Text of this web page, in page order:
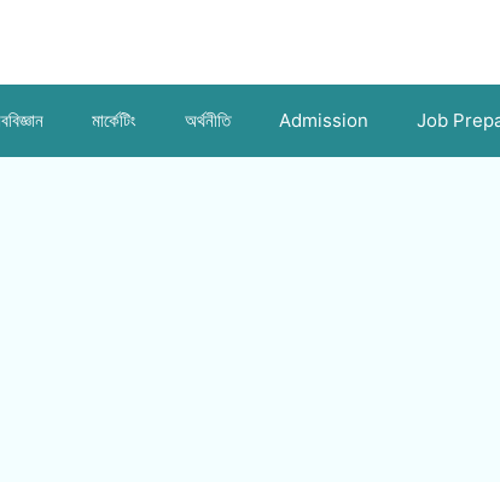
মার্কেটিং অর্থনীতি Admission Job